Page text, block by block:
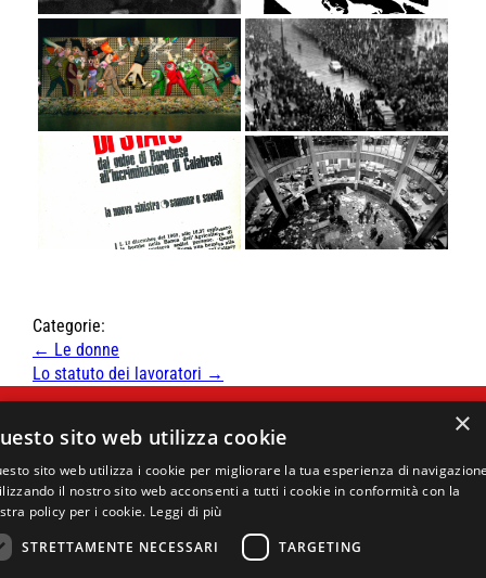
Categorie:
Navigazione
articoli
← Le donne
Lo statuto dei lavoratori →
#autunnocaldo- una nuova
stagione di diritti e solidarietà.
#autunnocaldo è un progetto di CGIL Lombardia, Archivio
×
sito web utilizza cookie
sito web utilizza i cookie per migliorare la tua esperienza di
il nostro sito web acconsenti a tutti i cookie in conformità con la
policy per i cookie. Leggi di più
STRETTAMENTE NECESSARI
TARGETING